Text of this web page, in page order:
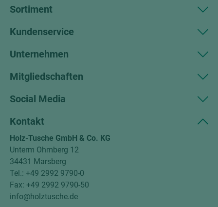
Sortiment
Kundenservice
Unternehmen
Mitgliedschaften
Social Media
Kontakt
Holz-Tusche GmbH & Co. KG
Unterm Ohmberg 12
34431 Marsberg
Tel.: +49 2992 9790-0
Fax: +49 2992 9790-50
info@holztusche.de